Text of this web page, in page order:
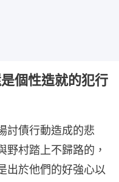
個性造就的犯行
討債行動造成的悲
野村踏上不歸路的，
出於他們的好強心以